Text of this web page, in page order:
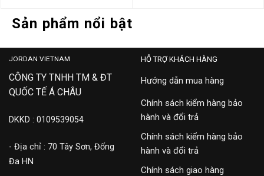
Sản phẩm nổi bật
JORDAN VIETNAM
CÔNG TY TNHH TM & ĐT
QUỐC TẾ Á CHÂU
DKKD : 0109539054
- Địa chỉ : 70 Tây Sơn, Đống
Đa HN
HỖ TRỢ KHÁCH HÀNG
Hướng dẫn mua hàng
Chính sách kiểm hàng bảo
hành và đổi trả
Chính sách kiểm hàng bảo
hành và đổi trả
Chính sách giao hàng